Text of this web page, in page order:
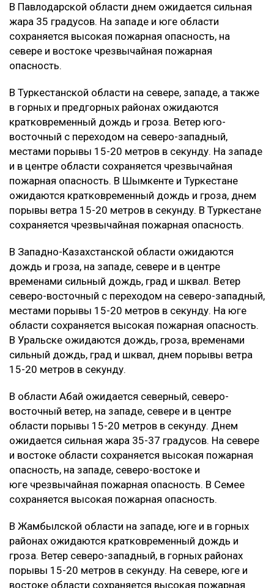
В Павлодарской области днем ожидается сильная
жара 35 градусов. На западе и юге области
сохраняется высокая пожарная опасность, на
севере и востоке чрезвычайная пожарная
опасность.
В Туркестанской области на севере, западе, а также
в горных и предгорных районах ожидаются
кратковременный дождь и гроза. Ветер юго-
восточный с переходом на северо-западный,
местами порывы 15-20 метров в секунду. На западе
и в центре области сохраняется чрезвычайная
пожарная опасность. В Шымкенте и Туркестане
ожидаются кратковременный дождь и гроза, днем
порывы ветра 15-20 метров в секунду. В Туркестане
сохраняется чрезвычайная пожарная опасность.
В Западно-Казахстанской области ожидаются
дождь и гроза, на западе, севере и в центре
временами сильный дождь, град и шквал. Ветер
северо-восточный с переходом на северо-западный,
местами порывы 15-20 метров в секунду. На юге
области сохраняется высокая пожарная опасность.
В Уральске ожидаются дождь, гроза, временами
сильный дождь, град и шквал, днем порывы ветра
15-20 метров в секунду.
В области Абай ожидается северный, северо-
восточный ветер, на западе, севере и в центре
области порывы 15-20 метров в секунду. Днем
ожидается сильная жара 35-37 градусов. На севере
и востоке области сохраняется высокая пожарная
опасность, на западе, северо-востоке и
юге чрезвычайная пожарная опасность. В Семее
сохраняется высокая пожарная опасность.
В Жамбылской области на западе, юге и в горных
районах ожидаются кратковременный дождь и
гроза. Ветер северо-западный, в горных районах
порывы 15-20 метров в секунду. На севере, юге и
востоке области сохраняется высокая пожарная